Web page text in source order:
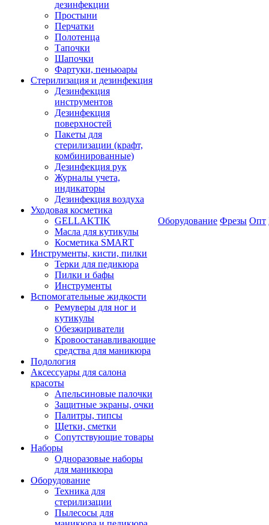
дезинфекции
Простыни
Перчатки
Полотенца
Тапочки
Шапочки
Фартуки, пеньюары
Стерилизация и дезинфекция
Дезинфекция
инструментов
Дезинфекция
поверхностей
Пакеты для
стерилизации (крафт,
комбинированные)
Дезинфекция рук
Журналы учета,
индикаторы
Дезинфекция воздуха
Уходовая косметика
GELLAKTIK
Масла для кутикулы
Косметика SMART
Инструменты, кисти, пилки
Терки для педикюра
Пилки и бафы
Инструменты
Вспомогательные жидкости
Ремуверы для ног и
кутикулы
Обезжириватели
Кровоостанавливающие
средства для маникюра
Подология
Аксессуары для салона
красоты
Апельсиновые палочки
Защитные экраны, очки
Палитры, типсы
Щетки, сметки
Сопутствующие товары
Наборы
Одноразовые наборы
для маникюра
Оборудование
Техника для
стерилизации
Пылесосы для
Оборудование Фрезы Опт